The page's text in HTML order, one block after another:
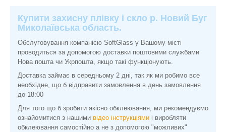
Купити захисну плівку і скло р. Новий Буг
Миколаївська область.
Обслуговування компанією SoftGlass у Вашому місті
проводиться за допомогою доставки поштовими службами
Нова пошта чи Укрпошта, якщо такі функціонують.
Доставка займає в середньому 2 дні, так як ми робимо все
необхідне, що б відправити замовлення в день замовлення
до 18:00
Для того що б зробити якісно обклеювання, ми рекомендуємо
ознайомитися з нашими відео інструкціями і виробляти
обклеювання самостійно а не з допомогою "можливих"